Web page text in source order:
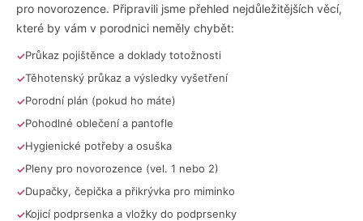
pro novorozence. Připravili jsme přehled nejdůležitějších věcí,
které by vám v porodnici neměly chybět:
Průkaz pojištěnce a doklady totožnosti
Těhotenský průkaz a výsledky vyšetření
Porodní plán (pokud ho máte)
Pohodlné oblečení a pantofle
Hygienické potřeby a osuška
Pleny pro novorozence (vel. 1 nebo 2)
Dupačky, čepička a přikrývka pro miminko
Kojicí podprsenka a vložky do podprsenky
D
o
p
o
r
u
č
u
j
e
m
e